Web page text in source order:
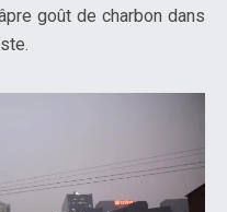
goût de charbon dans